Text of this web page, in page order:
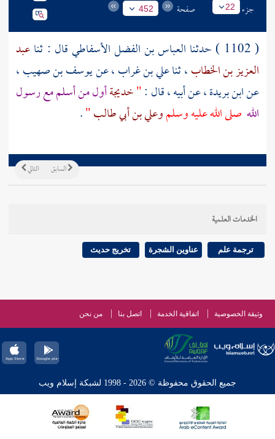
جزء 22 صفحة 452
( 1102 ) حدثنا العباس بن الفضل الأسفاطيقال : ثناعبد
العزيز بن الخطاب، ثناعلي بن غراب، عنيوسف بن صهيب،
عنابن بريدة، عن أبيه ، قال :"خديجةأول من أسلم مع رسول
الله صلى الله عليه وسلموعلي بن أبي طالب"
.
التالي السابق
الخدمات العلمية
ترجمة علم عناوين الشجرة تخريج حديث
وثيقة الخصوصية اتفاقية الخدمة اتصل بنا من نحن
جميع الحقوق محفوظة © 2026 - 1998 لشبكة إسلام ويب